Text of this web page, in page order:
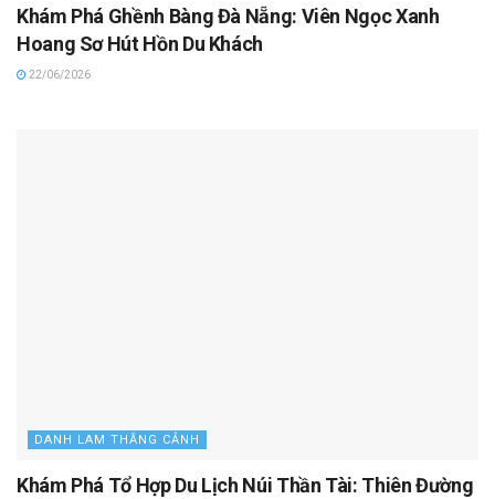
Khám Phá Ghềnh Bàng Đà Nẵng: Viên Ngọc Xanh
Hoang Sơ Hút Hồn Du Khách
22/06/2026
DANH LAM THẮNG CẢNH
Khám Phá Tổ Hợp Du Lịch Núi Thần Tài: Thiên Đường